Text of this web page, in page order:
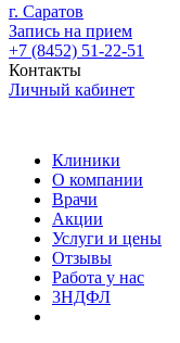
г. Саратов
Запись на прием
+7 (8452) 51-22-51
Контакты
Личный кабинет
Клиники
О компании
Врачи
Акции
Услуги и цены
Отзывы
Работа у нас
3НДФЛ